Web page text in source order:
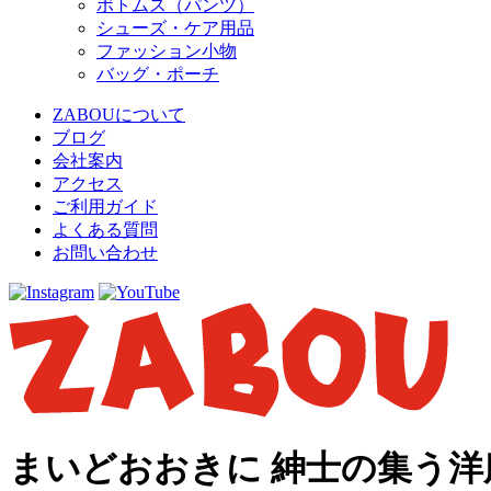
ボトムス（パンツ）
シューズ・ケア用品
ファッション小物
バッグ・ポーチ
ZABOUについて
ブログ
会社案内
アクセス
ご利用ガイド
よくある質問
お問い合わせ
まいどおおきに 紳士の集う